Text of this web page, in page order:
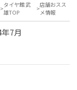
タイヤ館 武
雄TOP
店舗おスス
メ情報
7月